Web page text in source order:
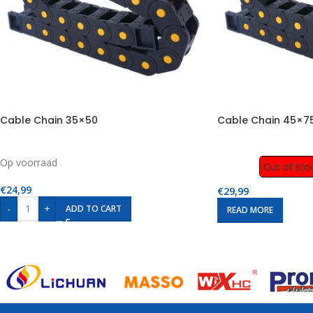
Cable Chain 35×50
Op voorraad
€24,99
-
+ ADD TO CART
Cable Chain
Out of
€29,99
READ MORE